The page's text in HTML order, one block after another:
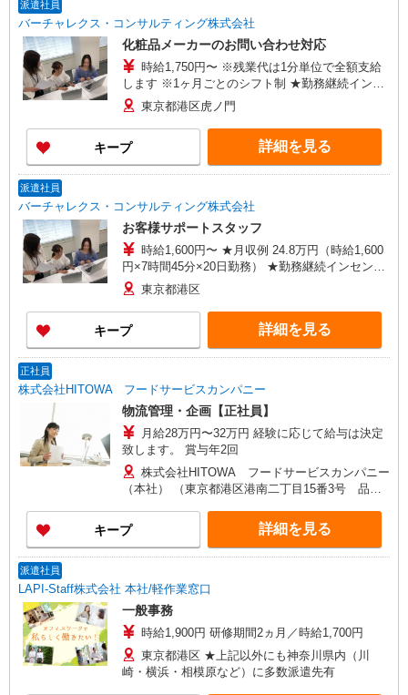
目41-2） ・東京慈恵会医科大学西部医療センター
（東京都狛江市和泉本町4丁目11-1） ・東京慈恵
会医科大学附属柏病院（千葉県柏市柏下163番地
1）
派遣社員
バーチャレクス・コンサルティング株式会社
化粧品メーカーのお問い合わせ対応
時給1,750円〜 ※残業代は1分単位で全額支給
します ※1ヶ月ごとのシフト制 ★勤務継続インセ
ンティブ7万円支給♪（当社規定あり） ※入社月含
む6か月継続勤務するとインセンティブが支給され
ます！ ＜収入例＞ 1750円×7h×週5(20日)＝
245,000円
東京都港区虎ノ門
キープ 詳細を見る
派遣社員
バーチャレクス・コンサルティング株式会社
お客様サポートスタッフ
時給1,600円〜 ★月収例 24.8万円（時給1,600
円×7時間45分×20日勤務） ★勤務継続インセンテ
ィブ7万円支給♪（当社規定あり） 入社月含む6か
月継続勤務するとインセンティブが支給されま
す！ ■昇給あり ■交通費支給（上限3万円/月）
東京都港区
キープ 詳細を見る
正社員
株式会社HITOWA フードサービスカンパニー
物流管理・企画【正社員】
月給28万円〜32万円 経験に応じて給与は決定
致します。 賞与年2回
株式会社HITOWA フードサービスカンパニー
（本社） （東京都港区港南二丁目15番3号 品川
キープ 詳細を見る
派遣社員
LAPI-Staff株式会社 本社/軽作業窓口
一般事務
時給1,900円 研修期間2ヵ月／時給1,700円
東京都港区 ★上記以外にも神奈川県内（川
崎・横浜・相模原など）に多数派遣先有